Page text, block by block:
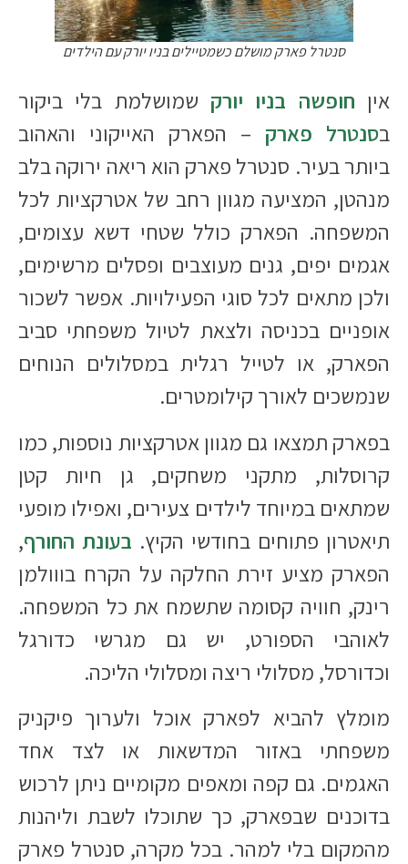
סנטרל פארק מושלם כשמטיילים בניו יורק עם הילדים
אין חופשה בניו יורק שמושלמת בלי ביקור
בסנטרל פארק – הפארק האייקוני והאהוב
ביותר בעיר. סנטרל פארק הוא ריאה ירוקה בלב
מנהטן, המציעה מגוון רחב של אטרקציות לכל
המשפחה. הפארק כולל שטחי דשא עצומים,
אגמים יפים, גנים מעוצבים ופסלים מרשימים,
ולכן מתאים לכל סוגי הפעילויות. אפשר לשכור
אופניים בכניסה ולצאת לטיול משפחתי סביב
הפארק, או לטייל רגלית במסלולים הנוחים
שנמשכים לאורך קילומטרים.
בפארק תמצאו גם מגוון אטרקציות נוספות, כמו
קרוסלות, מתקני משחקים, גן חיות קטן
שמתאים במיוחד לילדים צעירים, ואפילו מופעי
תיאטרון פתוחים בחודשי הקיץ. בעונת החורף,
הפארק מציע זירת החלקה על הקרח בווולמן
רינק, חוויה קסומה שתשמח את כל המשפחה.
לאוהבי הספורט, יש גם מגרשי כדורגל
וכדורסל, מסלולי ריצה ומסלולי הליכה.
מומלץ להביא לפארק אוכל ולערוך פיקניק
משפחתי באזור המדשאות או לצד אחד
האגמים. גם קפה ומאפים מקומיים ניתן לרכוש
בדוכנים שבפארק, כך שתוכלו לשבת וליהנות
מהמקום בלי למהר. בכל מקרה, סנטרל פארק